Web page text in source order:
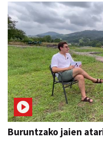
Buruntzako jaien